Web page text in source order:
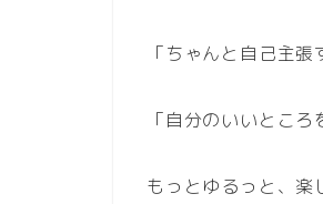
「ちゃんと自己主張
「自分のいいところ
もっとゆるっと、楽